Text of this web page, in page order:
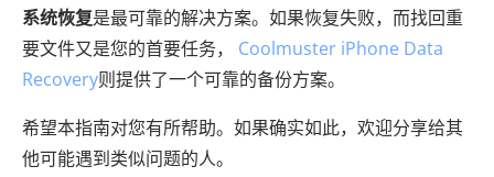
系统恢复是最可靠的解决方案。如果恢复失败，而找回重
要文件又是您的首要任务， Coolmuster iPhone Data
Recovery则提供了一个可靠的备份方案。
希望本指南对您有所帮助。如果确实如此，欢迎分享给其
他可能遇到类似问题的人。